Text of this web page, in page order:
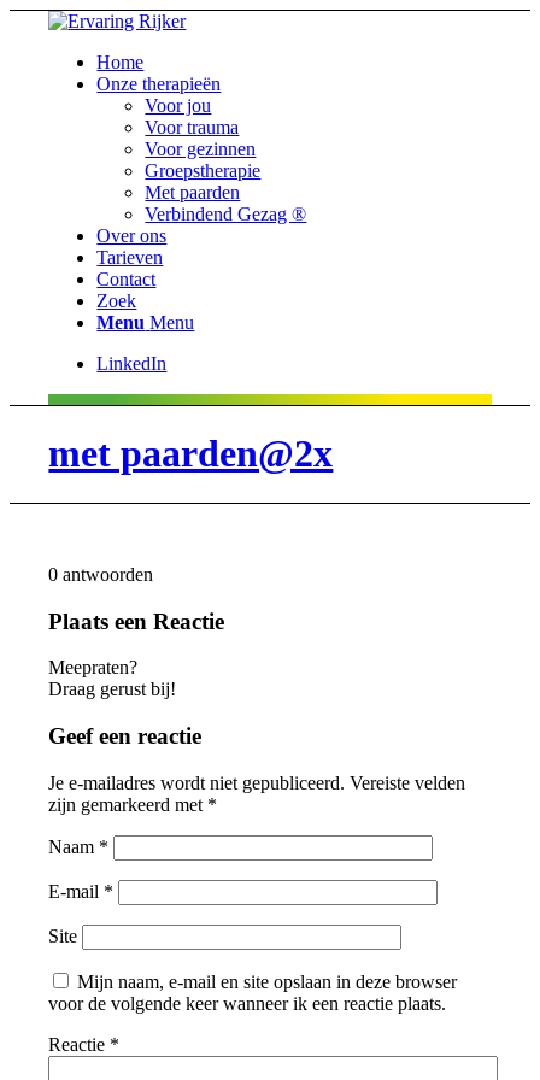
Home
Onze therapieën
Voor jou
Voor trauma
Voor gezinnen
Groepstherapie
Met paarden
Verbindend Gezag ®
Over ons
Tarieven
Contact
Zoek
Menu Menu
LinkedIn
met paarden@2x
0 antwoorden
Plaats een Reactie
Meepraten?
Draag gerust bij!
Geef een reactie
Je e-mailadres wordt niet gepubliceerd. Vereiste velden
zijn gemarkeerd met *
Naam *
E-mail *
Site
Mijn naam, e-mail en site opslaan in deze browser
voor de volgende keer wanneer ik een reactie plaats.
Reactie *